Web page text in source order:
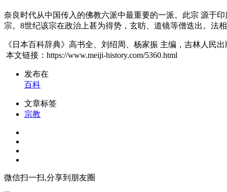
奈良时代从中国传入的佛教六派中最重要的一派。此宗 源于
宗。8世纪该宗在政治上甚为得势，玄昉、道镜等僧迭出。法
《日本百科辞典》高书全、刘绍周、杨家振 主编，吉林人民
本文链接：https://www.meiji-history.com/5360.html
发布在
百科
文章标签
宗教
微信扫一扫,分享到朋友圈